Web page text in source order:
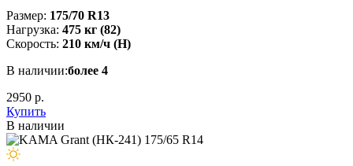
Размер: 175/70 R13
Нагрузка: 475 кг (82)
Скорость: 210 км/ч (H)
В наличии:более 4
2950 р.
Купить
В наличии